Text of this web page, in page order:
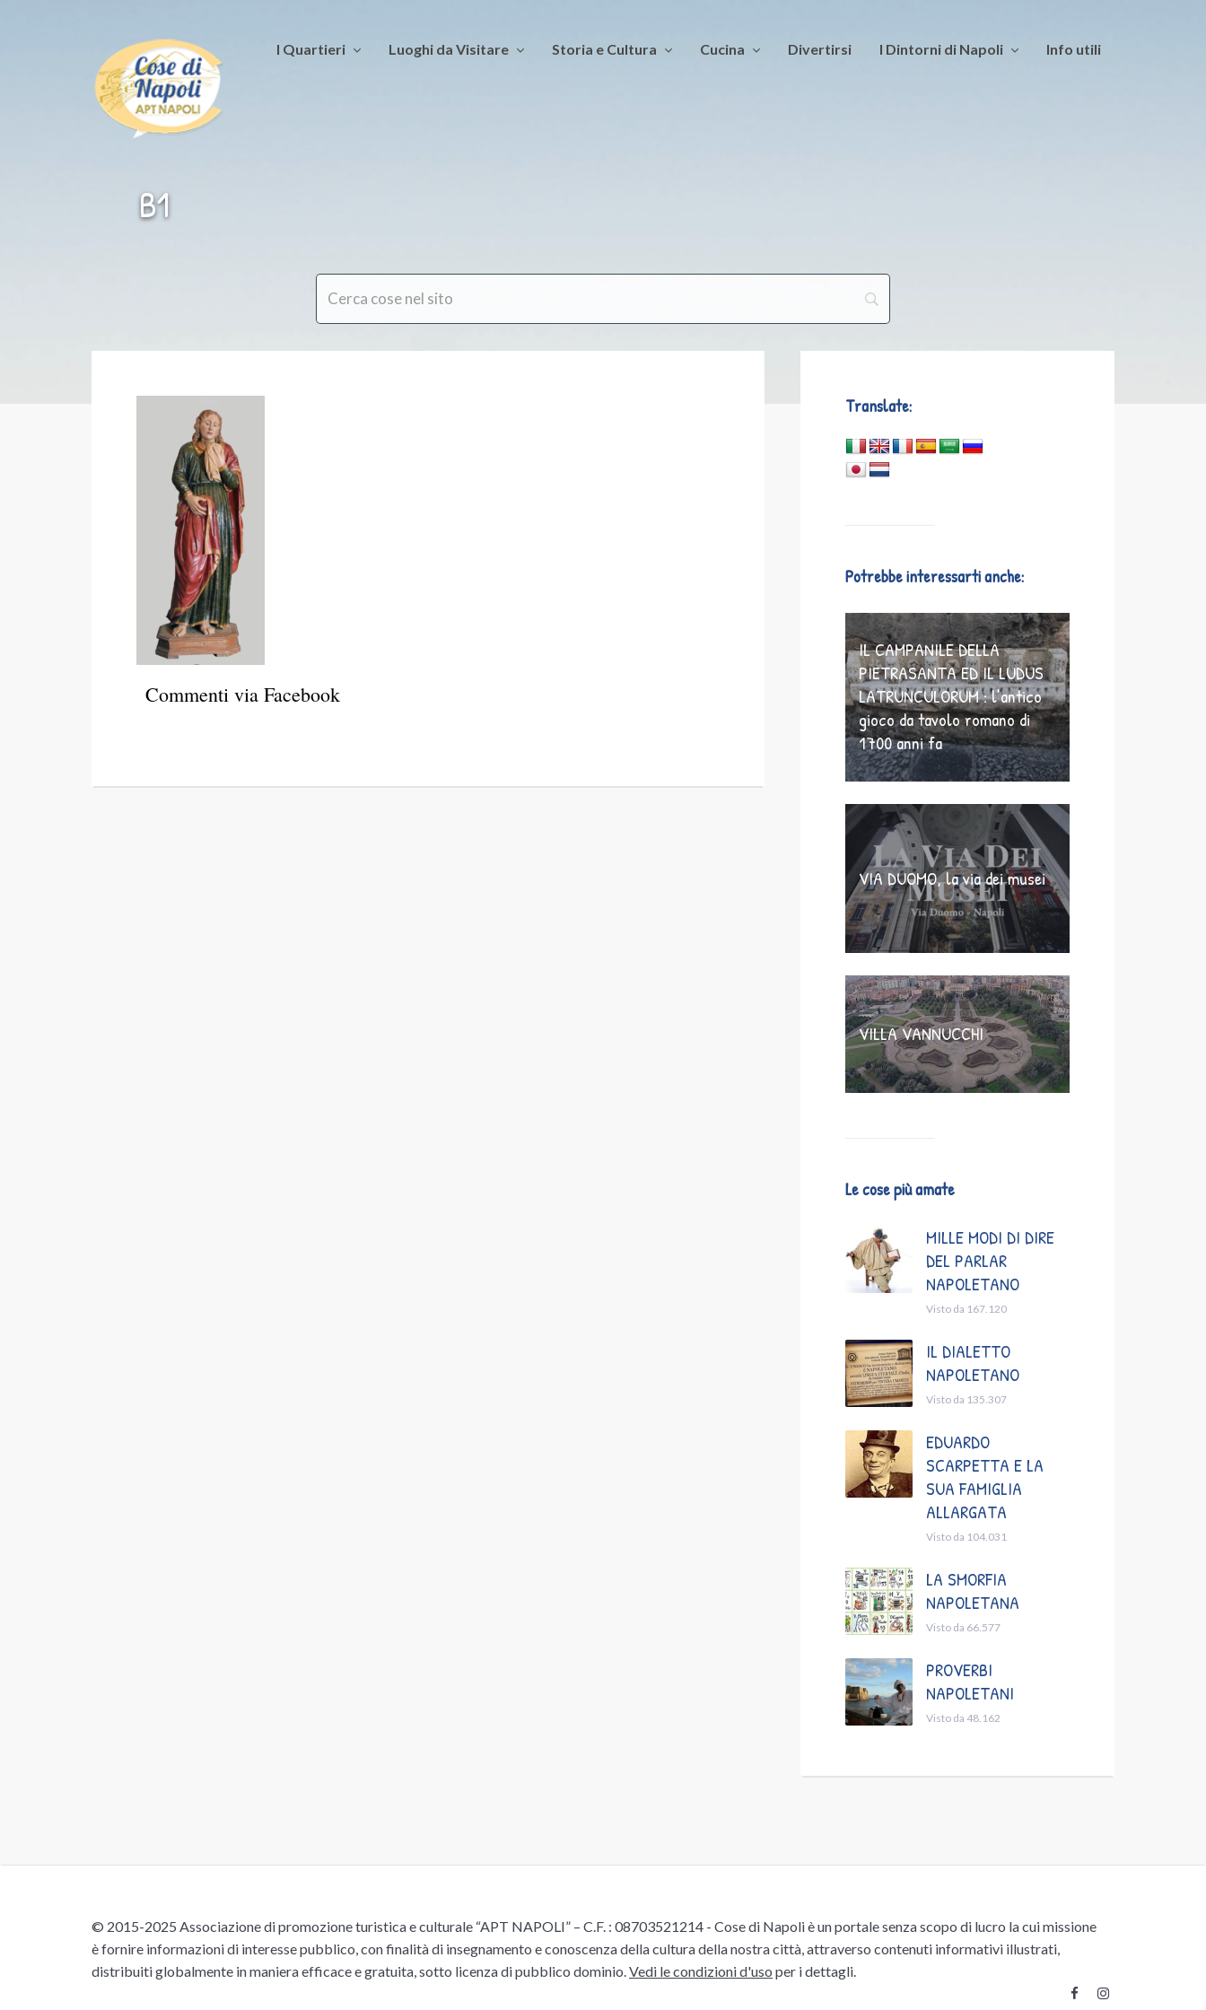
I Quartieri Luoghi da Visitare Storia e Cultura Cucina Divertirsi I Dintorni di Napoli Info utili
B1
Commenti via Facebook
Translate:
Potrebbe interessarti anche:
IL CAMPANILE DELLA
PIETRASANTA ED IL LUDUS
LATRUNCULORUM : l’antico
gioco da tavolo romano di
1700 anni fa
VIA DUOMO, la via dei musei
VILLA VANNUCCHI
Le cose più amate
MILLE MODI DI DIRE
DEL PARLAR
NAPOLETANO
Visto da 167.120
IL DIALETTO
NAPOLETANO
Visto da 135.307
EDUARDO
SCARPETTA E LA
SUA FAMIGLIA
ALLARGATA
Visto da 104.031
LA SMORFIA
NAPOLETANA
Visto da 66.577
PROVERBI
NAPOLETANI
Visto da 48.162
© 2015-2025 Associazione di promozione turistica e culturale “APT NAPOLI” – C.F. : 08703521214 - Cose di Napoli è un portale senza scopo di lucro la cui missione
è fornire informazioni di interesse pubblico, con finalità di insegnamento e conoscenza della cultura della nostra città, attraverso contenuti informativi illustrati,
distribuiti globalmente in maniera efficace e gratuita, sotto licenza di pubblico dominio. Vedi le condizioni d'uso per i dettagli.